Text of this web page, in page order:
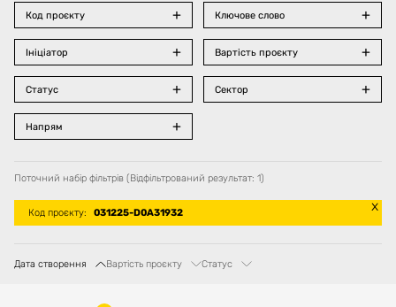
Код проєкту Ключове слово
Ініціатор Вартість проєкту
Статус Сектор
Напрям
Поточний набір фільтрів (Відфільтрований результат: 1)
Код проєкту: 031225-D0A31932
Дата створення Вартість проєкту Статус